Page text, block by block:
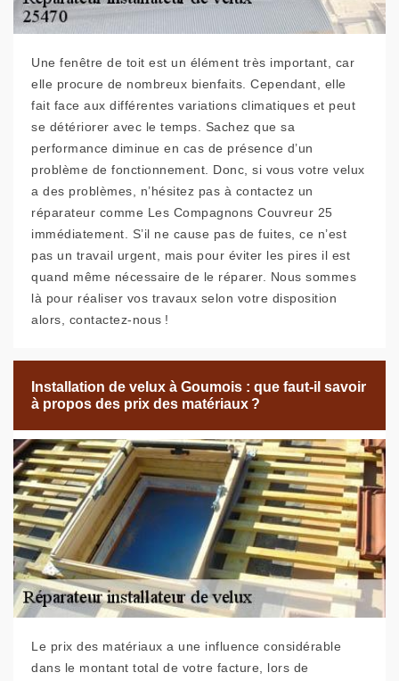
Une fenêtre de toit est un élément très important, car
elle procure de nombreux bienfaits. Cependant, elle
fait face aux différentes variations climatiques et peut
se détériorer avec le temps. Sachez que sa
performance diminue en cas de présence d’un
problème de fonctionnement. Donc, si vous votre velux
a des problèmes, n’hésitez pas à contactez un
réparateur comme Les Compagnons Couvreur 25
immédiatement. S’il ne cause pas de fuites, ce n’est
pas un travail urgent, mais pour éviter les pires il est
quand même nécessaire de le réparer. Nous sommes
là pour réaliser vos travaux selon votre disposition
alors, contactez-nous !
Installation de velux à Goumois : que faut-il savoir
à propos des prix des matériaux ?
Le prix des matériaux a une influence considérable
dans le montant total de votre facture, lors de